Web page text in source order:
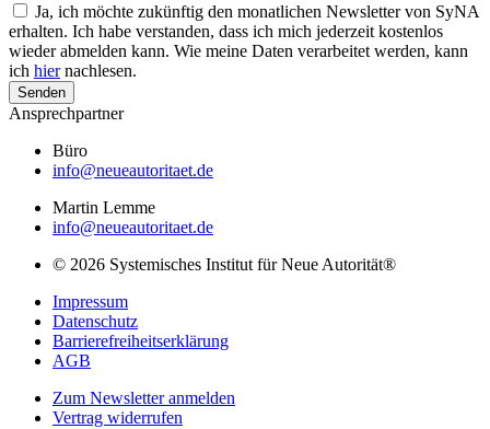
Ja, ich möchte zukünftig den monatlichen Newsletter von SyNA
erhalten. Ich habe verstanden, dass ich mich jederzeit kostenlos
wieder abmelden kann. Wie meine Daten verarbeitet werden, kann
ich hiernachlesen.
Senden
Ansprechpartner
Büro
info@neueautoritaet.de
Martin Lemme
info@neueautoritaet.de
© 2026 Systemisches Institut für Neue Autorität®
Impressum
Datenschutz
Barrierefreiheitserklärung
AGB
Zum Newsletter anmelden
Vertrag widerrufen